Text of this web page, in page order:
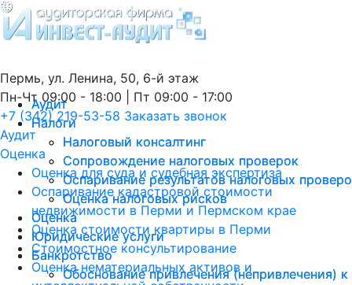
Пермь, ул. Ленина, 50, 6-й этаж
Пн-Чт 09:00 - 18:00 | Пт 09:00 - 17:00
+7 (342) 219-53-58 Заказать звонок
Аудит
Оценка
Оценка для суда и судебная экспертиза
Оспаривание кадастровой стоимости
недвижимости в Перми и Пермском крае
Оценка стоимости квартиры в Перми
Стоимостное консультирование
Оценка нематериальных активов и
Аудит
Налоги
Налоговый консалтинг
Сопровождение налоговых проверок
Оспаривание результатов налоговых
Оценка налоговых рисков
Оценка
Юридические услуги
Банкротство
Обоснование привлечения (непривлечения)
Аудит
Налоги
Налоговый консалтинг
Сопровождение налоговых проверок
Оспаривание результатов налоговых
Оценка налоговых рисков
Оценка
Юридические услуги
Банкротство
Обоснование привлечения (непривлечения)